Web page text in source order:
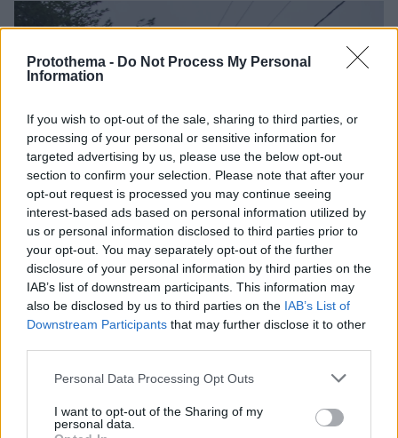
Protothema - Do Not Process My Personal
Information
If you wish to opt-out of the sale, sharing to third parties, or
processing of your personal or sensitive information for
targeted advertising by us, please use the below opt-out
section to confirm your selection. Please note that after your
opt-out request is processed you may continue seeing
interest-based ads based on personal information utilized by
us or personal information disclosed to third parties prior to
your opt-out. You may separately opt-out of the further
disclosure of your personal information by third parties on the
IAB’s list of downstream participants. This information may
also be disclosed by us to third parties on the IAB’s List of
Downstream Participants that may further disclose it to other
Please note that this website/app uses one or more Google
not limited to your visit or usage behaviour. You may click to
grant or deny consent to Google and its third-party tags to
Personal Data Processing Opt Outs
I want to opt-out of the Sharing of my
personal data.
ΔΕΔΔΗΕ: Με πυρετώδεις ρυθμούς η αποκατάσταση των
ζημιών στο δίκτυο